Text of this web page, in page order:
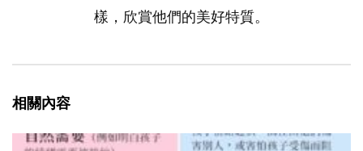
樣，欣賞他們的美好特質。
相關內容